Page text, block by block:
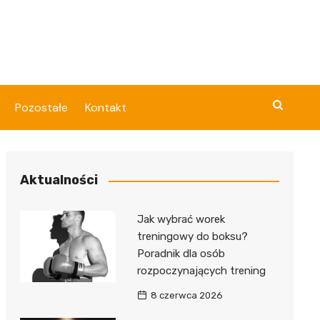
Pozostałe Kontakt
Aktualności
Jak wybrać worek
treningowy do boksu?
Poradnik dla osób
rozpoczynających trening
8 czerwca 2026